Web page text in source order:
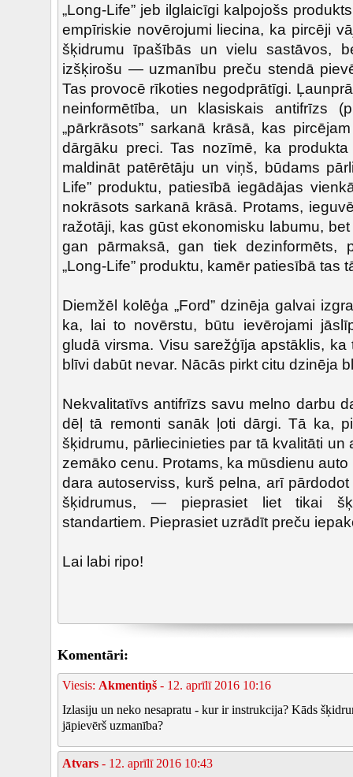
„Long-Life” jeb ilglaicīgi kalpojošs
empīriskie novērojumi liecina, ka pircēji
šķidrumu īpašībās un vielu sastāvos,
izšķirošu — uzmanību preču stendā
Tas provocē rīkoties negodprātīgi.
neinformētība, un klasiskais antifrīzs
„pārkrāsots” sarkanā krāsā, kas
dārgāku preci. Tas nozīmē, ka
maldināt patērētāju un viņš, būdams
Life” produktu, patiesībā iegādājas
nokrāsots sarkanā krāsā. Protams,
ražotāji, kas gūst ekonomisku labumu,
gan pārmaksā, gan tiek dezinformēts,
„Long-Life” produktu, kamēr patiesībā tas
Diemžēl kolēģa „Ford” dzinēja galvai
ka, lai to novērstu, būtu ievērojami
gludā virsma. Visu sarežģīja apstāklis,
blīvi dabūt nevar. Nācās pirkt citu dzinēja
Nekvalitatīvs antifrīzs savu melno darbu
dēļ tā remonti sanāk ļoti dārgi. Tā ka,
šķidrumu, pārliecinieties par tā kvalitāti un
zemāko cenu. Protams, ka mūsdienu
dara autoserviss, kurš pelna, arī
šķidrumus, — pieprasiet liet tikai
standartiem. Pieprasiet uzrādīt preču
Lai labi ripo!
Komentāri:
Viesis: Akmentiņš - 12. aprīlī 2016 10:16
Izlasiju un neko nesapratu - kur ir instrukcija? Kāds
jāpievērš uzmanība?
Atvars - 12. aprīlī 2016 10:43